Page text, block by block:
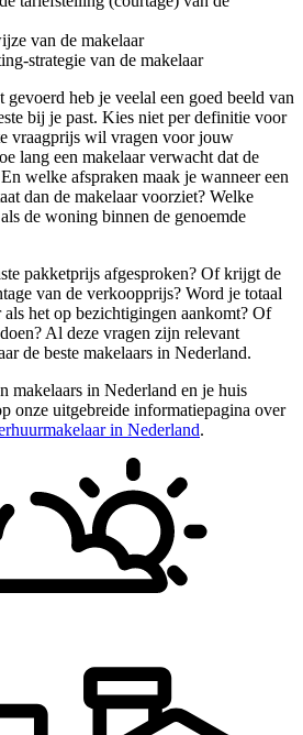
van de makelaar
strategie van de makelaar
gevoerd heb je veelal een goed beeld van
bij je past. Kies niet per definitie voor
vraagprijs wil vragen voor jouw
lang een makelaar verwacht dat de
welke afspraken maak je wanneer een
dan de makelaar voorziet? Welke
de woning binnen de genoemde
pakketprijs afgesproken? Of krijgt de
van de verkoopprijs? Word je totaal
het op bezichtigingen aankomt? Of
Al deze vragen zijn relevant
de beste makelaars in Nederland.
makelaars in Nederland en je huis
onze uitgebreide informatiepagina over
in Nederland.